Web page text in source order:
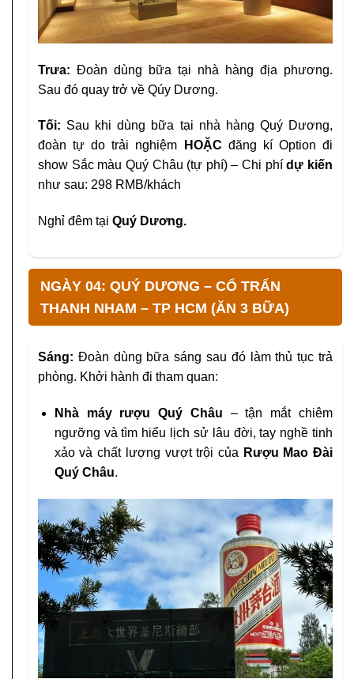
Trưa: Đoàn dùng bữa tại nhà hàng địa phương.
Sau đó quay trở về Qúy Dương.
Tối: Sau khi dùng bữa tại nhà hàng Quý Dương,
đoàn tự do trải nghiệm
HOẶC đăng kí Option đi
show Sắc màu Quý Châu (tự phí) – Chi phídự kiến
như sau: 298 RMB/khách
Nghỉ đêm tại Quý Dương.
NGÀY 04: QUÝ DƯƠNG – CỔ TRẤN
THANH NHAM – TP HCM (ĂN 3 BỮA)
Sáng: Đoàn dùng bữa sáng sau đó làm thủ tục trả
phòng. Khởi hành đi tham quan:
Nhà máy rượu Quý Châu – tận mắt chiêm
ngưỡng và tìm hiểu lịch sử lâu đời, tay nghề tinh
xảo và chất lượng vượt trội của Rượu Mao Đài
Quý Châu.